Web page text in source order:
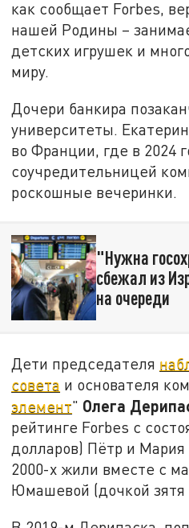
как сообщает Forbes,
нашей Родины –
детских игрушек и
миру.
Дочери банкира
университеты.
во Франции, где в 2024
соучредительницей
роскошные вечеринки.
"Нужна
сбежал из
на очереди
Дети председателя
совета и основателя
элемент" Олега
рейтинге Forbes с
долларов) Пётр и
2000-х жили вместе с
Юмашевой (дочкой